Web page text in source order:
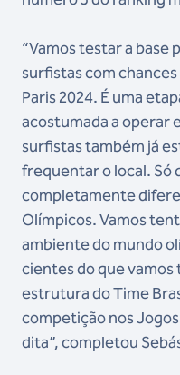
“Vamos testar a
surfistas com
Paris 2024. É uma
acostumada a operar
surfistas também já
frequentar o local. Só
completamente
Olímpicos. Vamos
ambiente do mundo
cientes do que
estrutura do Time
competição nos
dita”, completou